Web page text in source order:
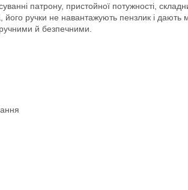
патрону, пристойної потужності,
його ручки не навантажують пензлик і
й безпечними.